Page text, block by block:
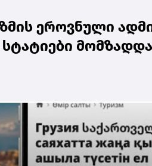
ეროვნული
მომზადდა